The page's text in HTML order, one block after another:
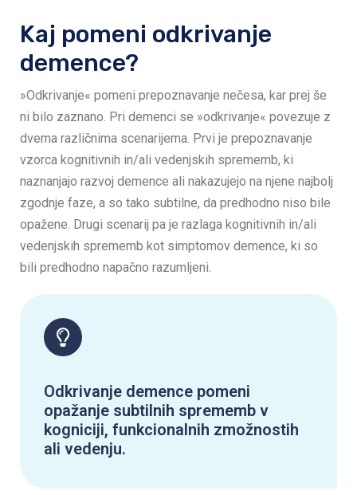
Kaj pomeni odkrivanje
demence?
»Odkrivanje« pomeni prepoznavanje nečesa, kar prej še
ni bilo zaznano. Pri demenci se »odkrivanje« povezuje z
dvema različnima scenarijema. Prvi je prepoznavanje
vzorca kognitivnih in/ali vedenjskih sprememb, ki
naznanjajo razvoj demence ali nakazujejo na njene najbolj
zgodnje faze, a so tako subtilne, da predhodno niso bile
opažene. Drugi scenarij pa je razlaga kognitivnih in/ali
vedenjskih sprememb kot simptomov demence, ki so
bili predhodno napačno razumljeni.
Odkrivanje demence pomeni
opažanje subtilnih sprememb v
kogniciji, funkcionalnih zmožnostih
ali vedenju.